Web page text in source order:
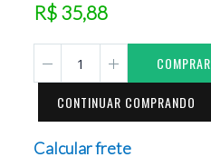
R$ 35,88
COMPRAR
CONTINUAR COMPRANDO
Calcular frete